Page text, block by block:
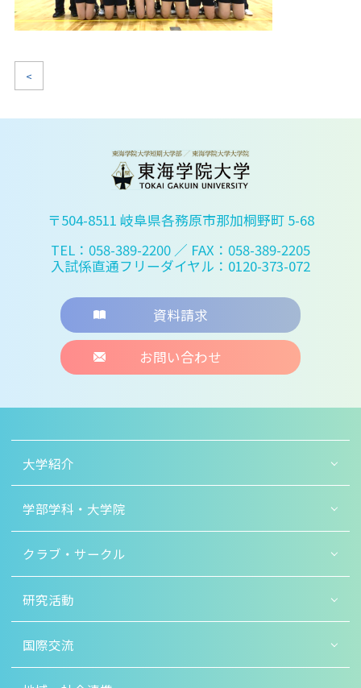
<
〒504-8511 岐阜県各務原市那加桐野町 5-68
TEL：058-389-2200 ／ FAX：058-389-2205
入試係直通フリーダイヤル：0120-373-072
資料請求
お問い合わせ
大学紹介
学部学科・大学院
クラブ・サークル
研究活動
国際交流